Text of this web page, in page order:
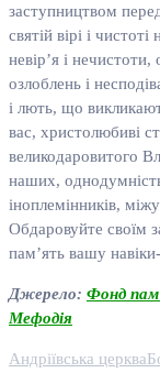
заступництвом
святій вірі і
невір’я і нечистоти,
озлоблень і
і лють, що
вас, христолюбиві
великодаровитого
наших,
іноплемінників,
Обдаровуйте своїм
пам’ять вашу
Джерело: Фонд
Мефодія
Андріївська церква